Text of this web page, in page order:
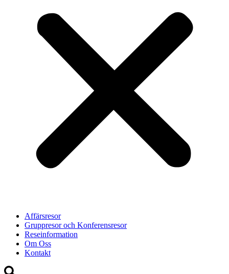
Affärsresor
Gruppresor och Konferensresor
Reseinformation
Om Oss
Kontakt